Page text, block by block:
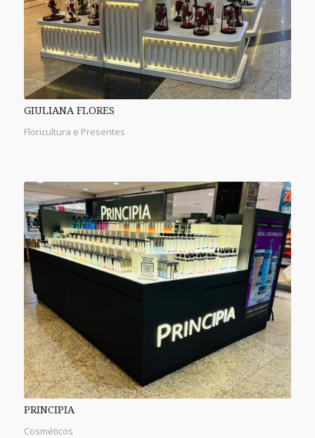
GIULIANA FLORES
Floricultura e Presentes
PRINCIPIA
Cosméticos